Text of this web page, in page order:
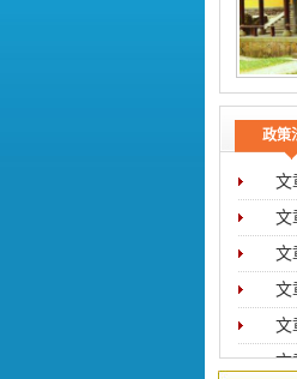
政策
文
文
文
文
文
文